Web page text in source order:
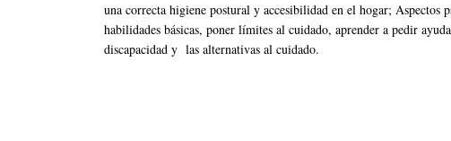
una correcta higiene postural y accesibilidad en el hogar; Aspectos
habilidades básicas, poner límites al cuidado, aprender a pedir
discapacidad y las alternativas al cuidado.